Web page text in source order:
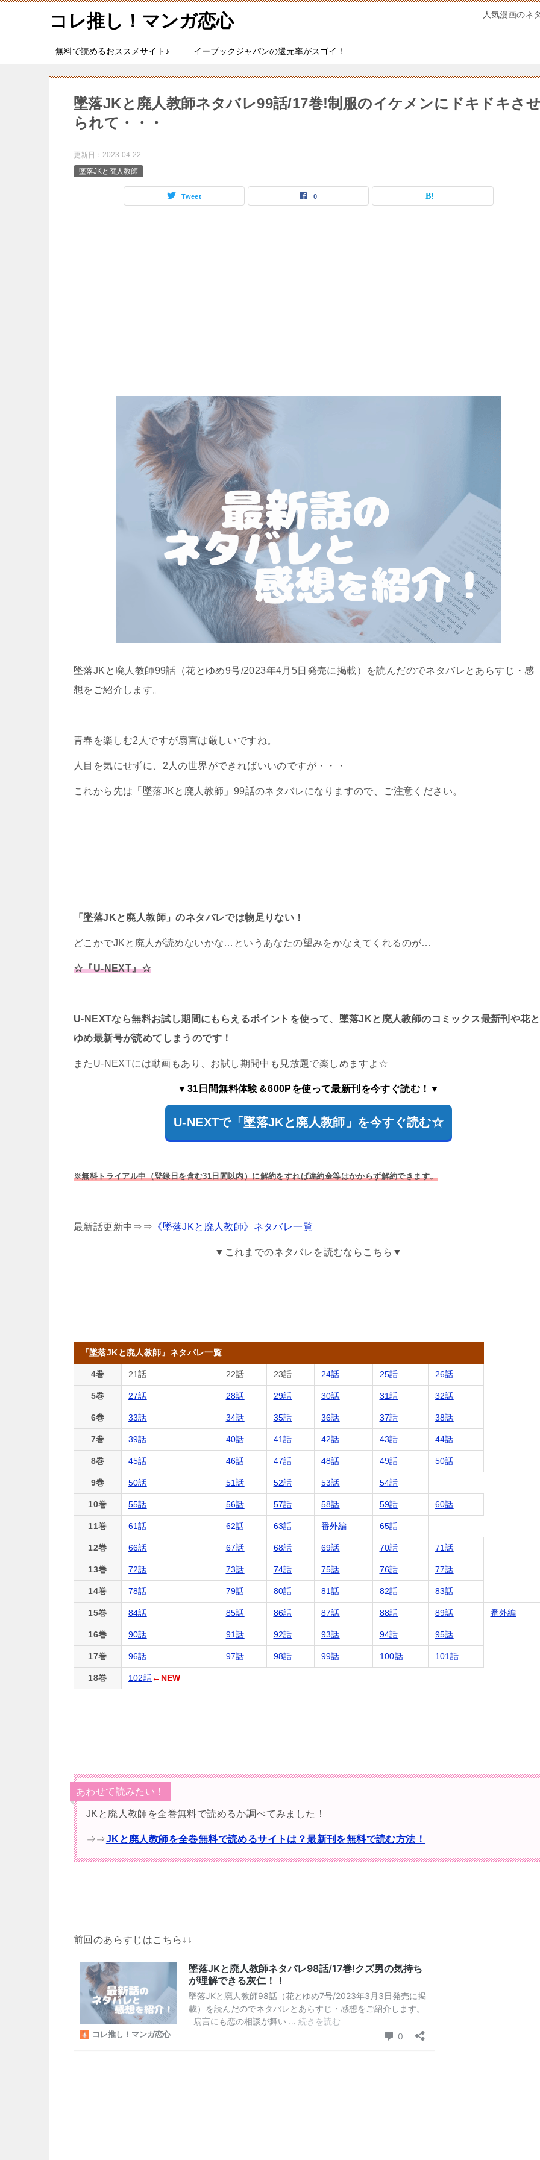
コレ推し！マンガ恋心 人気漫画のネ
無料で読めるおススメサイト♪ イーブックジャパンの還元率がスゴイ！
墜落JKと廃人教師ネタバレ99話/17巻!制服のイケメンにドキドキさせ
られて・・・
更新日： 2023-04-22
墜落JKと廃人教師
Tweet 0
墜落JKと廃人教師99話（花とゆめ9号/2023年4月5日発売に掲載）を読んだのでネタバレとあらすじ・感
想をご紹介します。
青春を楽しむ2人ですが扇言は厳しいですね。
人目を気にせずに、2人の世界ができればいいのですが・・・
これから先は「墜落JKと廃人教師」99話のネタバレになりますので、ご注意ください。
「墜落JKと廃人教師」のネタバレでは物足りない！
どこかでJKと廃人が読めないかな…というあなたの望みをかなえてくれるのが…
☆『U-NEXT』☆
U-NEXTなら無料お試し期間にもらえるポイントを使って、墜落JKと廃人教師のコミックス最新刊や花と
ゆめ最新号が読めてしまうのです！
またU-NEXTには動画もあり、お試し期間中も見放題で楽しめますよ☆
▼31日間無料体験＆600Pを使って最新刊を今すぐ読む！▼
U-NEXTで「墜落JKと廃人教師」を今すぐ読む☆
※無料トライアル中（登録日を含む31日間以内）に解約をすれば違約金等はかからず解約できます。
最新話更新中⇒⇒ 《墜落JKと廃人教師》ネタバレ一覧
▼これまでのネタバレを読むならこちら▼
『墜落JKと廃人教師』ネタバレ一覧
4巻 21話 22話 23話 24話 25話 26話
5巻 27話 28話 29話 30話 31話 32話
6巻 33話 34話 35話 36話 37話 38話
7巻 39話 40話 41話 42話 43話 44話
8巻 45話 46話 47話 48話 49話 50話
9巻 50話 51話 52話 53話 54話
10巻 55話 56話 57話 58話 59話 60話
11巻 61話 62話 63話 番外編 65話
12巻 66話 67話 68話 69話 70話 71話
13巻 72話 73話 74話 75話 76話 77話
14巻 78話 79話 80話 81話 82話 83話
15巻 84話 85話 86話 87話 88話 89話 番外編
16巻 90話 91話 92話 93話 94話 95話
17巻 96話 97話 98話 99話 100話 101話
18巻 102話←NEW
あわせて読みたい！
JKと廃人教師を全巻無料で読めるか調べてみました！
⇒⇒JKと廃人教師を全巻無料で読めるサイトは？最新刊を無料で読む方法！
前回のあらすじはこちら↓↓